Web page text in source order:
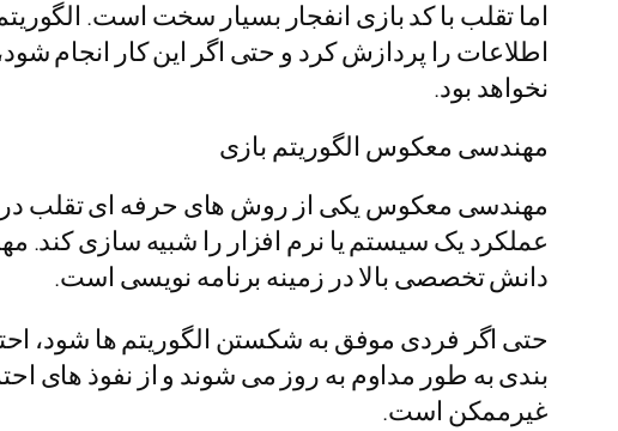
نخواهد بود.
مهندسی معکوس الگوریتم بازی
مهندسی معکوس یکی از روش‌ های حرفه‌ ای تقلب در
عملکرد یک سیستم یا نرم افزار را شبیه سازی کند.
دانش تخصصی بالا در زمینه برنامه نویسی است.
حتی اگر فردی موفق به شکستن الگوریتم ها شود،
بندی به طور مداوم به روز می شوند و از نفوذ های
غیرممکن است.